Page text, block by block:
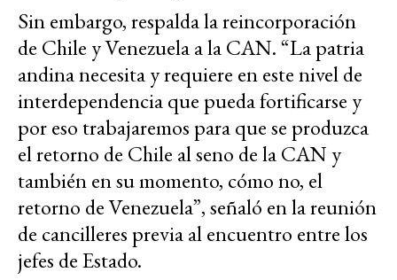
Sin embargo, respalda la reincorporación
de Chile y Venezuela a la CAN. “La patria
andina necesita y requiere en este nivel de
interdependencia que pueda fortificarse y
por eso trabajaremos para que se produzca
el retorno de Chile al seno de la CAN y
también en su momento, cómo no, el
retorno de Venezuela”, señaló en la reunión
de cancilleres previa al encuentro entre los
jefes de Estado.